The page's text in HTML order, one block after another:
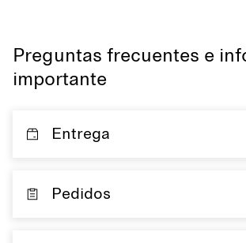
Preguntas frecuentes e
importante
Entrega
Pedidos